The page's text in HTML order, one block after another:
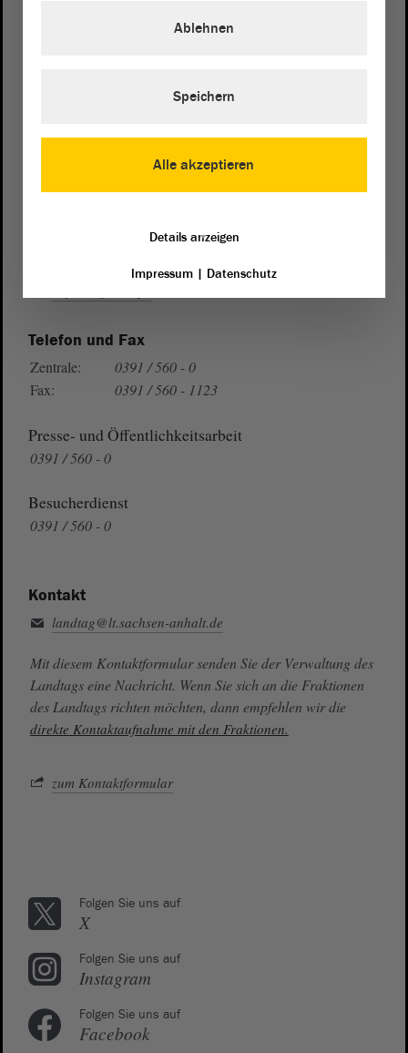
Postanschrift
Landtag von Sachsen-Anhalt
Domplatz 6–9
Wegbeschreibung
Telefon und Fax
Zentrale:
0391 / 560 - 0
Fax:
0391 / 560 - 1123
Presse- und Öffentlichkeitsarbeit
0391 / 560 - 0
Besucherdienst
0391 / 560 - 0
Kontakt
landtag@lt.sachsen-anhalt.de
Mit diesem Kontaktformular senden Sie der Verwaltung des
Landtags eine Nachricht. Wenn Sie sich an die Fraktionen
des Landtags richten möchten, dann empfehlen wir die
direkte Kontaktaufnahme mit den Fraktionen.
zum Kontaktformular
Folgen Sie uns auf
X
Folgen Sie uns auf
Instagram
Folgen Sie uns auf
Facebook
Alle akzeptieren
Ablehnen
Speichern
Details anzeigen
Impressum| Datenschutz